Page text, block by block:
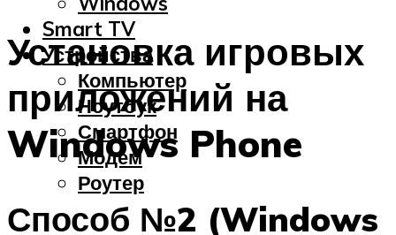
Smart TV
Устройства
Компьютер
Ноутбук
Смартфон
Модем
Роутер
Установка игровых
приложений на
Windows Phone
Способ №2 (Windows